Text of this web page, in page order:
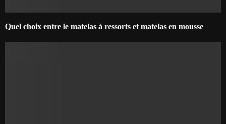
Quel choix entre le matelas à ressorts et matelas en mousse